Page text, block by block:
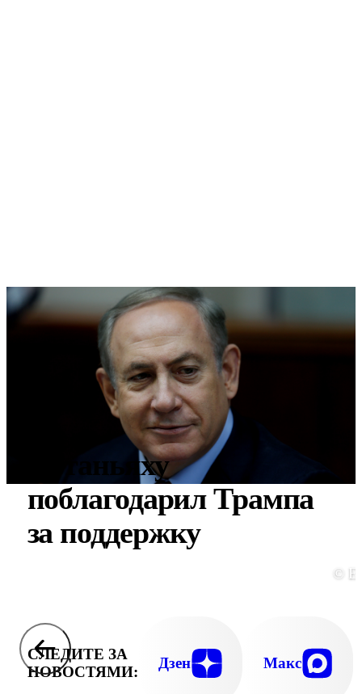
Нетаньяху
поблагодарил Трампа
за поддержку
©
СЛЕДИТЕ ЗА
НОВОСТЯМИ:
Дзен Макс